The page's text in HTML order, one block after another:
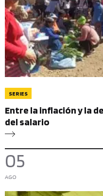
SERIES
Entre la inflación y la
del salario
05
AGO